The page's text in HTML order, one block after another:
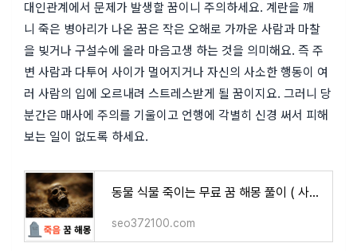
대인관계에서 문제가 발생할 꿈이니 주의하세요. 계란을 깨
니 죽은 병아리가 나온 꿈은 작은 오해로 가까운 사람과 마찰
을 빚거나 구설수에 올라 마음고생 하는 것을 의미해요. 즉 주
변 사람과 다투어 사이가 멀어지거나 자신의 사소한 행동이 여
러 사람의 입에 오르내려 스트레스받게 될 꿈이지요. 그러니 당
분간은 매사에 주의를 기울이고 언행에 각별히 신경 써서 피해
보는 일이 없도록 하세요.
동물 식물 죽이는 무료 꿈 해몽 풀이 ( 사람들이 많이 찾는 죽는 꿈 해몽 vest 최종 모음 , 죽이는
seo372100.com